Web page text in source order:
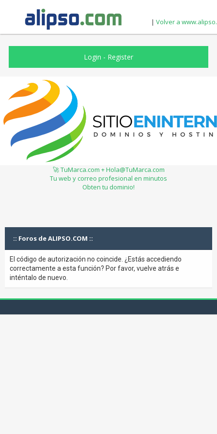
| Volver a
Login - Register
🚀 TuMarca.com + Hola@TuMarca.com
Tu web y correo profesional en minutos
Obten tu dominio!
:: Foros de ALIPSO.COM ::
El código de autorización no coincide. ¿Estás accediendo
correctamente a esta función? Por favor, vuelve atrás e
inténtalo de nuevo.